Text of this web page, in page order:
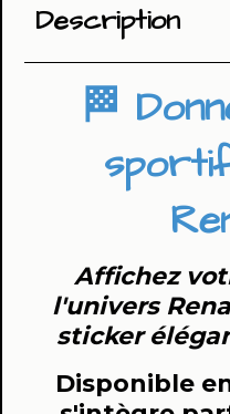
Description
🏁
Affichez
l'univers
sticker
Disponible